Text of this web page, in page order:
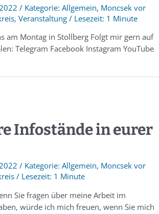
/ Allgemein, Moncsek vor
, Veranstaltung/
1 Minute
am Montag in Stollberg Folgt mir gern auf
Telegram Facebook Instagram YouTube
Infostände in eurer
/ Allgemein, Moncsek vor
/
1 Minute
Sie fragen über meine Arbeit im
würde ich mich freuen, wenn Sie mich